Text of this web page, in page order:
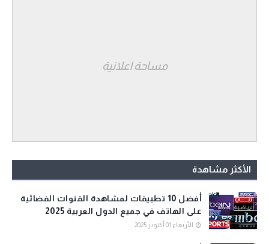
مساحة اعلانية
الأكثر مشاهدة
أفضل 10 تطبيقات لمشاهدة القنوات الفضائية
على الهاتف في جميع الدول العربية 2025
الأربعاء 01 أكتوبر 2025